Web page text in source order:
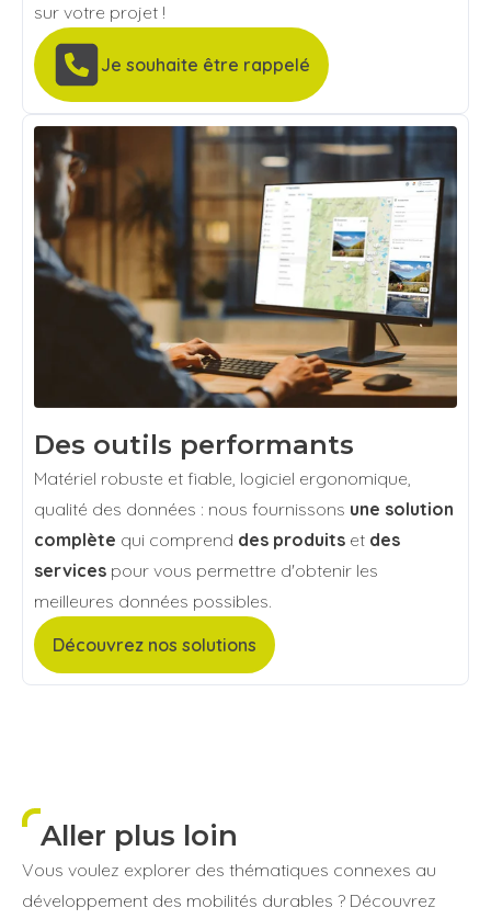
sur votre projet !
Je souhaite être rappelé
Des outils performants
Matériel robuste et fiable, logiciel ergonomique,
qualité des données : nous fournissons une solution
complète qui comprend des produits et des
services pour vous permettre d'obtenir les
meilleures données possibles.
Découvrez nos solutions
Aller plus loin
Vous voulez explorer des thématiques connexes au
développement des mobilités durables ? Découvrez